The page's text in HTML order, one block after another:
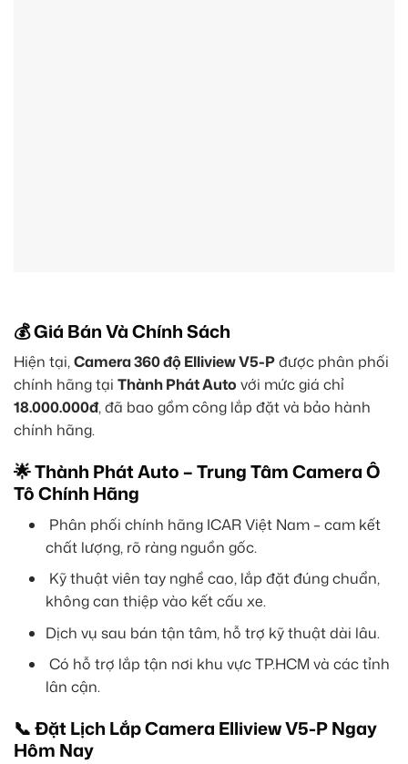
💰 Giá Bán Và Chính Sách
Hiện tại,Camera 360 độ Elliview V5-Pđược phân phối
chính hãng tại Thành Phát Auto với mức giá chỉ
18.000.000đ, đã bao gồm công lắp đặt và bảo hành
chính hãng.
🌟 Thành Phát Auto – Trung Tâm Camera Ô
Tô Chính Hãng
Phân phối chính hãng ICAR Việt Nam – cam kết
chất lượng, rõ ràng nguồn gốc.
Kỹ thuật viên tay nghề cao, lắp đặt đúng chuẩn,
không can thiệp vào kết cấu xe.
Dịch vụ sau bán tận tâm, hỗ trợ kỹ thuật dài lâu.
Có hỗ trợ lắp tận nơi khu vực TP.HCM và các tỉnh
lân cận.
📞 Đặt Lịch Lắp Camera Elliview V5-P Ngay
Hôm Nay